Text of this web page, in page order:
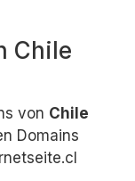
Chile
von Chile
Domains